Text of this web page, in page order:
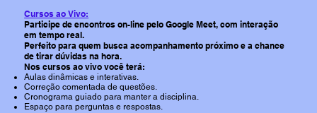
Cursos ao Vivo:
Participe de encontros on-line pelo Google Meet, com interação
em tempo real.
Perfeito para quem busca acompanhamento próximo e a chance
de tirar dúvidas na hora.
Nos cursos ao vivo você terá:
Aulas dinâmicas e interativas.
Correção comentada de questões.
Cronograma guiado para manter a disciplina.
Espaço para perguntas e respostas.